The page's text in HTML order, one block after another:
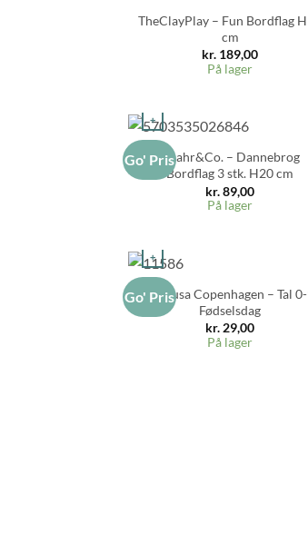
TheClayPlay – Fun Bordflag
cm
kr. 189,00
På lager
Go' Pris
+
Haahr&Co. – Dannebrog
Bordflag 3 stk. H20 cm
kr.89,00
På lager
Go' Pris
+
Medusa Copenhagen – Tal
Fødselsdag
kr. 29,00
På lager